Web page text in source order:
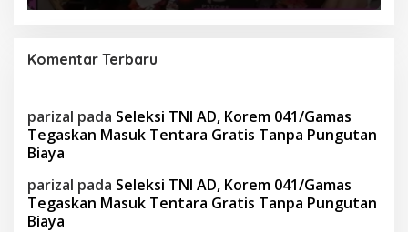
Komentar Terbaru
parizal pada Seleksi TNI AD, Korem 041/Gamas
Tegaskan Masuk Tentara Gratis Tanpa Pungutan
Biaya
parizal pada Seleksi TNI AD, Korem 041/Gamas
Tegaskan Masuk Tentara Gratis Tanpa Pungutan
Biaya